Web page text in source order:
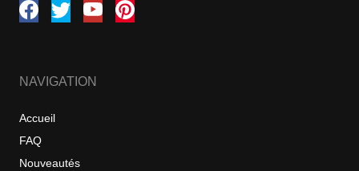
NAVIGATION
Accueil
FAQ
Nouveautés